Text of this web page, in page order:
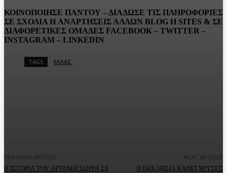
ΚΟΙΝΟΠΟΙΗΣΕ ΠΑΝΤΟΥ – ΔΙΑΔΩΣΕ ΤΙΣ ΠΛΗΡΟΦΟΡΙΕΣ
ΣΕ ΣΧΟΛΙΑ H ΑΝAΡΤΗΣΕΙΣ ΑΛΛΩΝ BLOG H SITES & ΣΕ
ΔΙΑΦΟΡΕTIKEΣ ΟΜΑΔΕΣ FACEBOOK – TWITTER –
INSTAGRAM – LINKEDIN
TAGS ΕΛΛΑΣ
PREVIOUS ARTICLE
Η ΙΣΤΟΡΙΑ ΤΟΥ ΑΡΤΕΜΗ ΣΩΡΡΑ ΣΕ
NEXT ARTICLE
Η ΕΚΚΛΗΣΙΑ ΚΑΝΕΙ ΧΡΥΣΕΣ